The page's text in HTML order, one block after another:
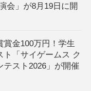
会」が8月19日に開
賞金100万円！学生
ト「サイゲームス ク
テスト2026」が開催